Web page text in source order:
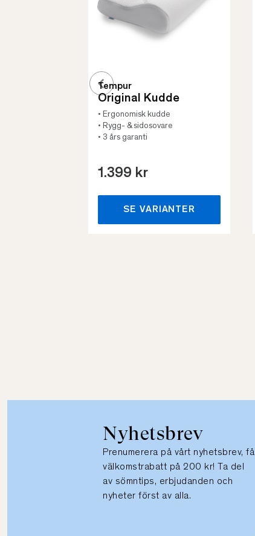
Tempur
Original Kudde
• Ergonomisk kudde
• Rygg- & sidosovare
• 3 års garanti
1.399 kr
SE VARIANTER
Nyhetsbrev
Prenumerera på vårt nyhetsbrev, få
välkomstrabatt på 200 kr! Ta del
av sömntips, erbjudanden och
nyheter först av alla.